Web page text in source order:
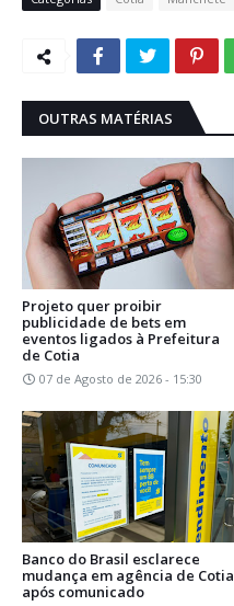
OUTRAS MATÉRIAS
Projeto quer proibir
publicidade de bets em
eventos ligados à Prefeitura
de Cotia
07 de Agosto de 2026 - 15:30
Banco do Brasil esclarece
mudança em agência de Cotia
após comunicado